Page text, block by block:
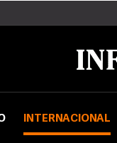
INTERNACIONAL